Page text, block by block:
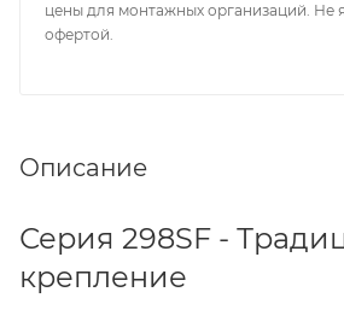
цены для монтажных организаций. Не
офертой.
Описание
Серия 298SF -
крепление